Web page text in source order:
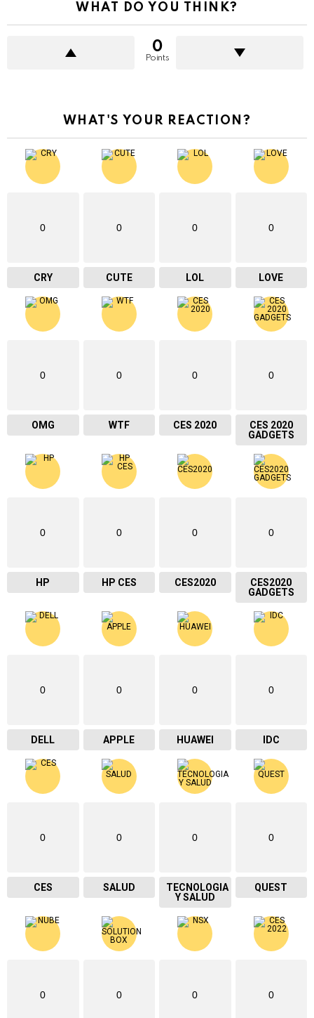
WHAT DO YOU THINK?
0
Points
WHAT'S YOUR REACTION?
0
CRY
0
CUTE
0
LOL
0
LOVE
0
OMG
0
WTF
0
CES 2020
0
CES 2020
GADGETS
0
HP
0
HP CES
0
CES2020
0
CES2020
GADGETS
0
DELL
0
APPLE
0
HUAWEI
0
IDC
0
CES
0
SALUD
0
TECNOLOGIA
Y SALUD
0
QUEST
0 0 0 0